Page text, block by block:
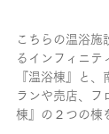
こちらの温浴施
るインフィニテ
『温浴棟』と
ランや売店、フ
棟』の２つの棟